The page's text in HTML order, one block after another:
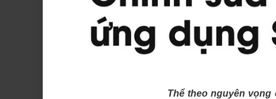
Thể theo nguyên vọng